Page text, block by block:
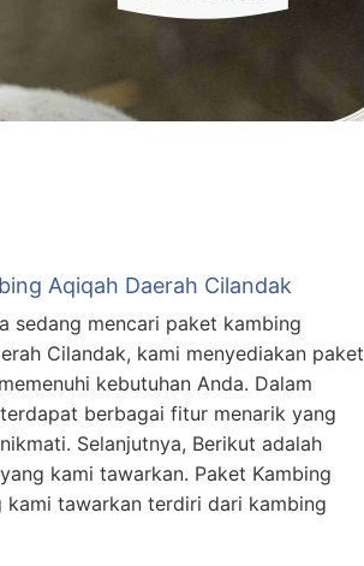
Aqiqah Daerah Cilandak
sedang mencari paket kambing
Cilandak, kami menyediakan paket
kebutuhan Anda. Dalam
berbagai fitur menarik yang
Selanjutnya, Berikut adalah
kami tawarkan. Paket Kambing
tawarkan terdiri dari kambing